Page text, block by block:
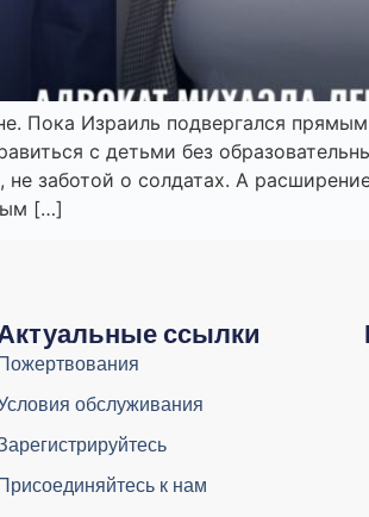
Пока Израиль подвергался
с детьми без
заботой о солдатах. А
[…]
ссылки
Пожертвования
обслуживания
Присоединяйтесь к нам